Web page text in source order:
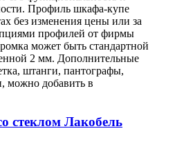
Профиль шкафа-купе
без изменения цены или за
профилей от фирмы
может быть стандартной
2 мм. Дополнительные
штанги, пантографы,
добавить в
стеклом Лакобель